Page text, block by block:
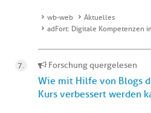
wb-web
Aktuelles
adFort: Digitale Kompetenzen
Forschung quergelesen
Wie mit Hilfe von Blogs
Kurs verbessert werden